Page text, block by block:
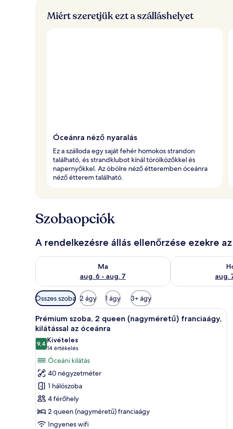
b
Miért szeretjük ezt a szálláshelyet
Óceánra néző nyaralás
Ez a szálloda egy saját fehér homokos strandon
található, és strandklubot kínál törölközőkkel és
napernyőkkel. Az öbölre néző étteremben óceánra
néző étterem található.
Szobaopciók
A rendelkezésre állás ellenőrzése ezekre
Ma
aug. 6 - aug. 7
A ma esti rendelkezésre állás ellenőrzése: aug. 6 - aug. 7
aug.
A holnapi
Szobákhoz
rendelkezésre
álló
szűrők
Összes szoba 2 ágy 1 ágy 3+ ágy
A
következő
szoba
összes
képének
megtekintése:
Prémium
szoba,
2
queen
(nagyméretű)
Egy modern hálószoba, melyben
9
Prémium szoba, 2 queen (nagyméretű) franciaágy,
kilátással az óceánra
9,410-ből 9,4
Kivételes
14 értékelés
(14
értékelés)
Óceáni kilátás
40 négyzetméter
1 hálószoba
4 férőhely
2 queen (nagyméretű) franciaágy
Ingyenes wifi